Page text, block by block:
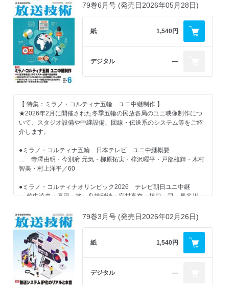
79巻6月号 (発売日2026年05月28日)
紙 1,540円
デジタル ―
【 特集：ミラノ・コルティナ五輪 ユニ中継制作 】
★2026年2月に開催された冬季五輪の民放各局のユニ映像制作につ
いて、スタジオ設備や中継設備、回線・伝送系のシステム等をご紹
介します。
●ミラノ・コルティナ五輪 日本テレビ ユニ中継概要
… 寺澤由明・今別府 元気・柳原拓実・梓沢曜平・戸部雄輝・木村
智美・村上洋平／60
●ミラノ・コルティナオリンピック2026 テレビ朝日ユニ中継
… 竹内達史・高田 格・舟越利紗・安村真奈・橋口 司・長谷川
●ミラノ・コルティナ2026 オリンピック競技大会 TBSテレビ
ユニ中継制作
… 亀山 壮一郎・杉野裕幸・佐野正和・八木 真一郎・小作伸一・榎
本翔悟・松吉英明／77
●テレビ東京 ミラノ・コルティナ五輪の中継制作について
… 永久保 仁志・山本岳大・水野暁夫・三浦 光太郎・山田大介／97
79巻3月号 (発売日2026年02月26日)
紙 1,540円
デジタル ―